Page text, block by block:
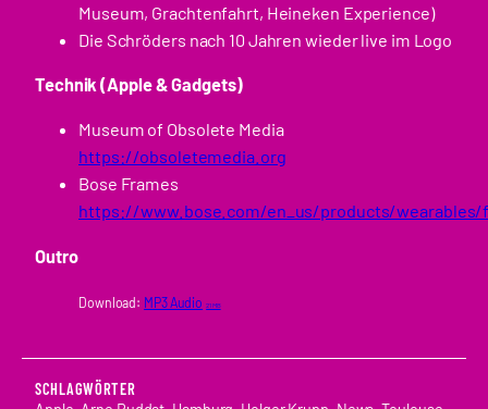
Museum, Grachtenfahrt, Heineken Experience)
Die Schröders nach 10 Jahren wieder live im Logo
Technik (Apple & Gadgets)
Museum of Obsolete Media
https://obsoletemedia.org
Bose Frames
https://www.bose.com/en_us/products/
Outro
Download: MP3 Audio 21 MB
SCHLAGWÖRTER